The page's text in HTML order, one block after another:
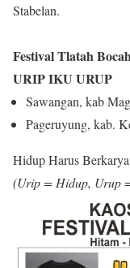
Stabelan.
Festival Tlatah
URIP IKU URUP
Sawangan, kab
Pageruyung, kab.
Hidup Harus Berkarya
(Urip = Hidup, Urup